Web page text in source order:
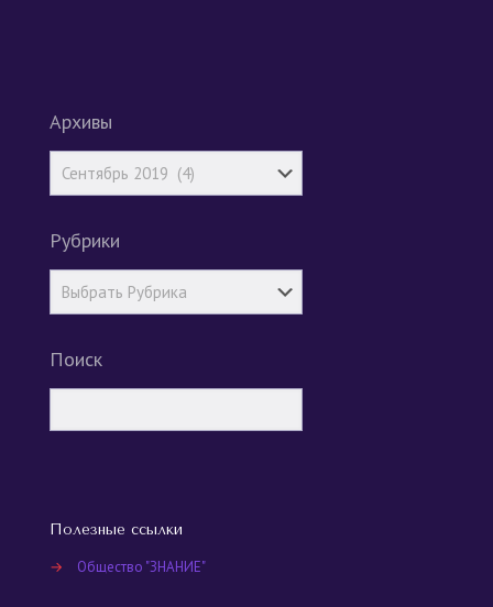
Архивы
Рубрики
Поиск
Полезные ссылки
→ Общество "ЗНАНИЕ"